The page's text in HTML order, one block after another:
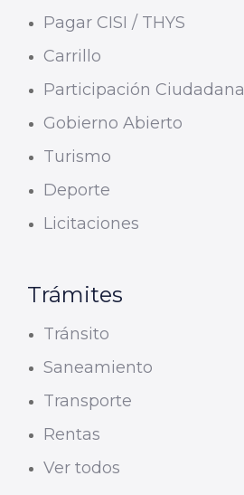
Pagar CISI / THYS
Carrillo
Participación Ciudadana
Gobierno Abierto
Turismo
Deporte
Licitaciones
Trámites
Tránsito
Saneamiento
Transporte
Rentas
Ver todos